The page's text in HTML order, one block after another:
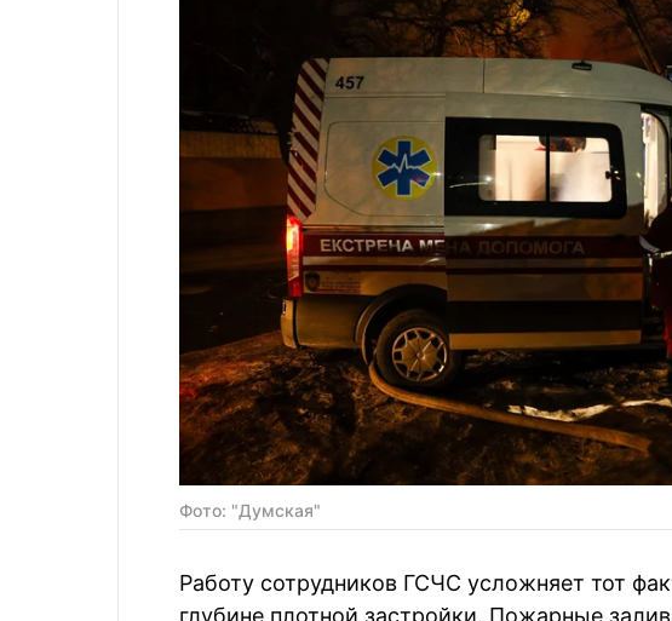
Фото: "Думская"
Работу сотрудников ГСЧС усложняет тот